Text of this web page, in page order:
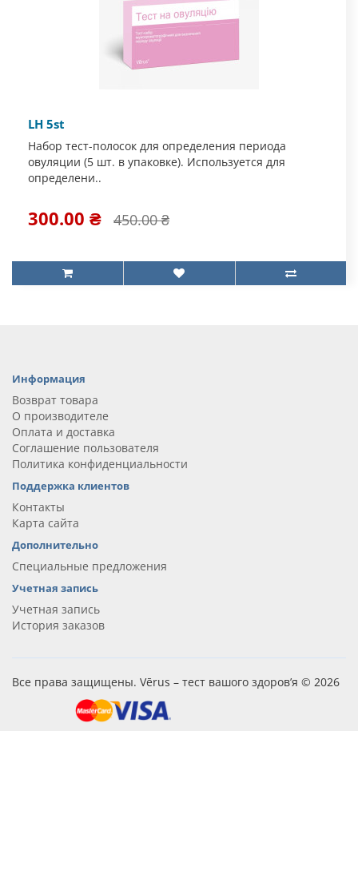
LH 5st
Набор тест-полосок для определения периода
овуляции (5 шт. в упаковке). Используется для
определени..
300.00 ₴ 450.00 ₴
Информация
Возврат товара
О производителе
Оплата и доставка
Соглашение пользователя
Политика конфиденциальности
Поддержка клиентов
Контакты
Карта сайта
Дополнительно
Специальные предложения
Учетная запись
Учетная запись
История заказов
Все права защищены. Vērus – тест вашого здоров’я © 2026